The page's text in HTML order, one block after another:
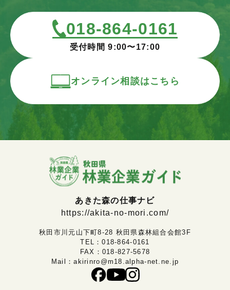
018-864-0161
受付時間 9:00〜17:00
オンライン相談はこちら
あきた森の仕事ナビ
https://akita-no-mori.com/
秋田市川元山下町8-28 秋田県森林組合会館3F
TEL：018-864-0161
FAX：018-827-5678
Mail：akirinro@m18.alpha-net.ne.jp